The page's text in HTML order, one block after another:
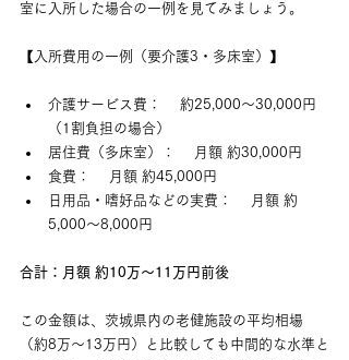
室に入所した場合の一例を見てみましょう。
【入所費用の一例（要介護3・多床室）】
介護サービス費： 　約25,000〜30,000円
（1割負担の場合）
居住費（多床室）： 　月額 約30,000円
食費： 　月額 約45,000円
日用品・嗜好品などの実費： 　月額 約
5,000〜8,000円
合計：月額 約10万〜11万円前後
この金額は、茨城県内の老健施設の平均相場
（約8万〜13万円）と比較しても中間的な水準と